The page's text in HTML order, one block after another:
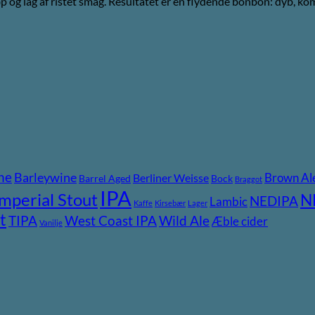
Barleywine Barrel Aged Berliner Weisse Bock Braggot Brown
Stout IPA Kaffe Kirsebær Lager LambicNEDIPA
TIPA Vanilje West Coast IPAWild AleÆble cider